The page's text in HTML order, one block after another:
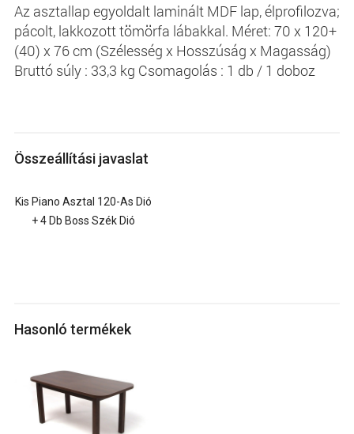
Az asztallap egyoldalt laminált MDF lap, élprofilozva;
pácolt, lakkozott tömörfa lábakkal. Méret: 70 x 120+
(40) x 76 cm (Szélesség x Hosszúság x Magasság)
Bruttó súly : 33,3 kg Csomagolás : 1 db / 1 doboz
Összeállítási javaslat
Kis Piano Asztal 120-As Dió
+ 4 Db Boss Szék Dió
Hasonló termékek